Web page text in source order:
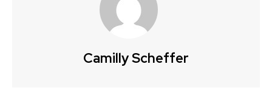
Camilly Scheffer